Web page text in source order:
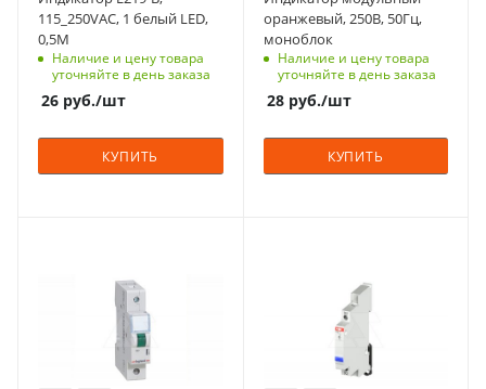
Индикация
светодиодная
Цвет
белый
1
Единицы измерения
115_250VAC, 1 белый LED,
0,5M
Наличие и цену товара
уточняйте в день заказа
26 руб./шт
КУПИТЬ
Цвет
оранжевый
Количество в упаковке
12
шт
оранжевый, 250В, 50Гц,
моноблок
Наличие и цену товара
уточняйте в день заказа
28руб./шт
КУПИТЬ
Количество модулей
Срок поставки под
Количество модулей
Срок поставки под